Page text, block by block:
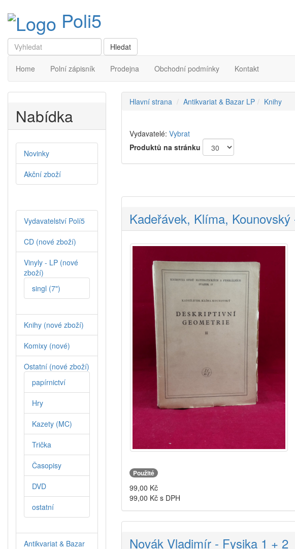
Poli5
Home Polní zápisník Prodejna Obchodní podmínky Kontakt
Hlavní strana Antikvariat & Bazar LP Knihy
Vydavatelé: Vybrat
Produktů na stránku
Kadeřávek, Klíma,
Použité
99,00 Kč
99,00 Kč s DPH
Novák Vladimír - Fysika 1 + 2
Nabídka
Novinky
Akční zboží
Vydavatelství Polí5
CD (nové zboží)
Vinyly - LP (nové
zboží)
singl (7")
Knihy (nové zboží)
Komixy (nové)
Ostatní (nové zboží)
papírnictví
Hry
Kazety (MC)
Trička
Časopisy
DVD
ostatní
Antikvariat & Bazar